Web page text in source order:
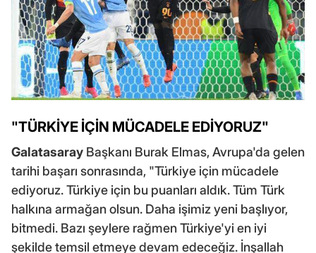
"TÜRKİYE İÇİN MÜCADELE EDİYORUZ"
Galatasaray Başkanı Burak Elmas, Avrupa'da gelen
tarihi başarı sonrasında, "Türkiye için mücadele
ediyoruz. Türkiye için bu puanları aldık. Tüm Türk
halkına armağan olsun. Daha işimiz yeni başlıyor,
bitmedi. Bazı şeylere rağmen Türkiye'yi en iyi
şekilde temsil etmeye devam edeceğiz. İnşallah